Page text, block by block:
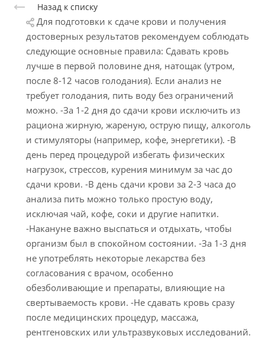
Назад к списку
Для подготовки к сдаче крови и получения
достоверных результатов рекомендуем соблюдать
следующие основные правила: Сдавать кровь
лучше в первой половине дня, натощак (утром,
после 8-12 часов голодания). Если анализ не
требует голодания, пить воду без ограничений
можно. -За 1-2 дня до сдачи крови исключить из
рациона жирную, жареную, острую пищу, алкоголь
и стимуляторы (например, кофе, энергетики). -В
день перед процедурой избегать физических
нагрузок, стрессов, курения минимум за час до
сдачи крови. -В день сдачи крови за 2-3 часа до
анализа пить можно только простую воду,
исключая чай, кофе, соки и другие напитки.
-Накануне важно выспаться и отдыхать, чтобы
организм был в спокойном состоянии. -За 1-3 дня
не употреблять некоторые лекарства без
согласования с врачом, особенно
обезболивающие и препараты, влияющие на
свертываемость крови. -Не сдавать кровь сразу
после медицинских процедур, массажа,
рентгеновских или ультразвуковых исследований.